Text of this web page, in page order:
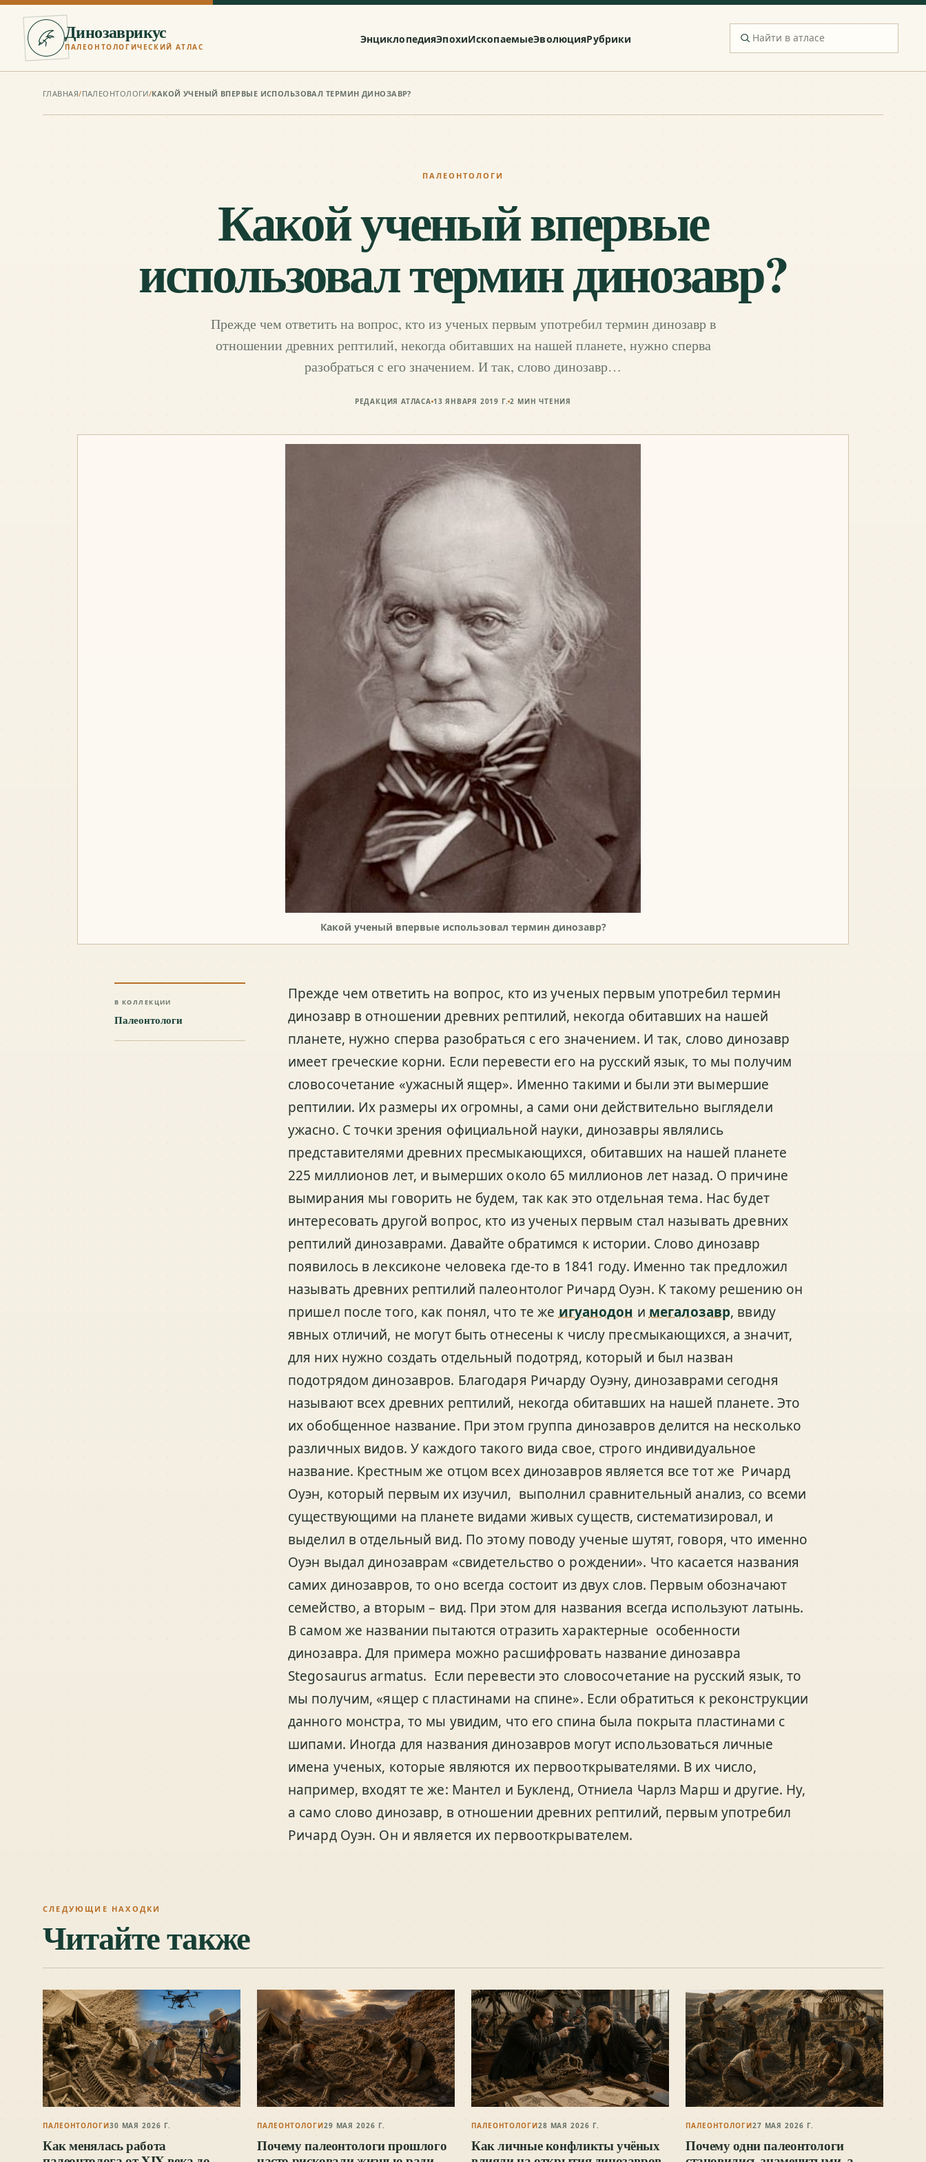
Динозаврикус
ПАЛЕОНТОЛОГИЧЕСКИЙ АТЛАС
ЭнциклопедияЭпохиИскопаемыеЭволюцияРубрики
ГЛАВНАЯ/ПАЛЕОНТОЛОГИ/КАКОЙ УЧЕНЫЙ ВПЕРВЫЕ ИСПОЛЬЗОВАЛ ТЕРМИН ДИНОЗАВР?
ПАЛЕОНТОЛОГИ
Какой ученый впервые
использовал термин динозавр?
Прежде чем ответить на вопрос, кто из ученых первым употребил термин динозавр в
отношении древних рептилий, некогда обитавших на нашей планете, нужно сперва
разобраться с его значением. И так, слово динозавр…
РЕДАКЦИЯ АТЛАСА 13 ЯНВАРЯ 2019 Г. 2 МИН ЧТЕНИЯ
Какой ученый впервые использовал термин динозавр?
В КОЛЛЕКЦИИ
Палеонтологи
Прежде чем ответить на вопрос, кто из ученых первым употребил термин
динозавр в отношении древних рептилий, некогда обитавших на нашей
планете, нужно сперва разобраться с его значением. И так, слово динозавр
имеет греческие корни. Если перевести его на русский язык, то мы получим
словосочетание «ужасный ящер». Именно такими и были эти вымершие
рептилии. Их размеры их огромны, а сами они действительно выглядели
ужасно. С точки зрения официальной науки, динозавры являлись
представителями древних пресмыкающихся, обитавших на нашей планете
225 миллионов лет, и вымерших около 65 миллионов лет назад. О причине
вымирания мы говорить не будем, так как это отдельная тема. Нас будет
интересовать другой вопрос, кто из ученых первым стал называть древних
рептилий динозаврами. Давайте обратимся к истории. Слово динозавр
появилось в лексиконе человека где-то в 1841 году. Именно так предложил
называть древних рептилий палеонтолог Ричард Оуэн. К такому решению он
пришел после того, как понял, что те же игуанодон и мегалозавр, ввиду
явных отличий, не могут быть отнесены к числу пресмыкающихся, а значит,
для них нужно создать отдельный подотряд, который и был назван
подотрядом динозавров. Благодаря Ричарду Оуэну, динозаврами сегодня
называют всех древних рептилий, некогда обитавших на нашей планете. Это
их обобщенное название. При этом группа динозавров делится на несколько
различных видов. У каждого такого вида свое, строго индивидуальное
название. Крестным же отцом всех динозавров является все тот же Ричард
Оуэн, который первым их изучил, выполнил сравнительный анализ, со всеми
существующими на планете видами живых существ, систематизировал, и
выделил в отдельный вид. По этому поводу ученые шутят, говоря, что именно
Оуэн выдал динозаврам «свидетельство о рождении». Что касается названия
самих динозавров, то оно всегда состоит из двух слов. Первым обозначают
семейство, а вторым – вид. При этом для названия всегда используют латынь.
В самом же названии пытаются отразить характерные особенности
динозавра. Для примера можно расшифровать название динозавра
Stegosaurus armatus. Если перевести это словосочетание на русский язык, то
мы получим, «ящер с пластинами на спине». Если обратиться к реконструкции
данного монстра, то мы увидим, что его спина была покрыта пластинами с
шипами. Иногда для названия динозавров могут использоваться личные
имена ученых, которые являются их первооткрывателями. В их число,
например, входят те же: Мантел и Букленд, Отниела Чарлз Марш и другие. Ну,
а само слово динозавр, в отношении древних рептилий, первым употребил
Ричард Оуэн. Он и является их первооткрывателем.
СЛЕДУЮЩИЕ НАХОДКИ
Читайте также
ПАЛЕОНТОЛОГИ30 МАЯ 2026 Г.
Как менялась работа
ПАЛЕОНТОЛОГИ29 МАЯ 2026 Г.
Почему палеонтологи прошлого
ПАЛЕОНТОЛОГИ28 МАЯ 2026 Г.
Как личные конфликты учёных
ПАЛЕОНТОЛОГИ27 МАЯ 2026 Г.
Почему одни палеонтологи